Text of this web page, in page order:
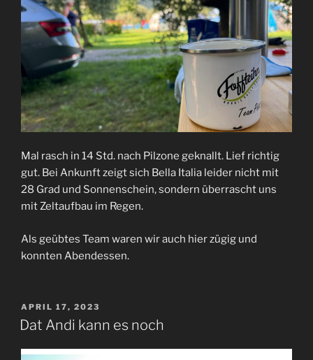
Mal rasch in 14 Std. nach Pilzone geknallt. Lief richtig
gut. Bei Ankunft zeigt sich Bella Italia leider nicht mit
28 Grad und Sonnenschein, sondern überrascht uns
mit Zeltaufbau im Regen.
Als geübtes Team waren wir auch hier zügig und
konnten Abendessen.
VERÖFFENTLICHT
AM
APRIL 17, 2023
Dat Andi kann es noch